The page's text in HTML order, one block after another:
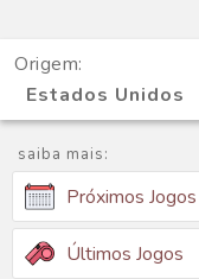
Origem:
Estados Unidos
saiba mais:
Próximos Jogos
Últimos Jogos